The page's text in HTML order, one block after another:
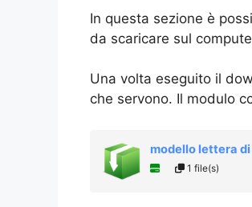
In questa sezione è
da scaricare sul
Una volta eseguito il
che servono. Il modulo
modello lettera
1 file(s)